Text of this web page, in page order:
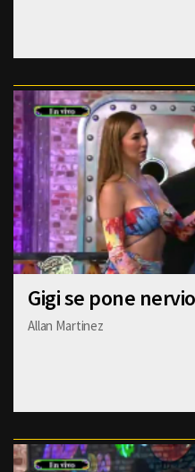
Gigi se pone
Allan Martinez